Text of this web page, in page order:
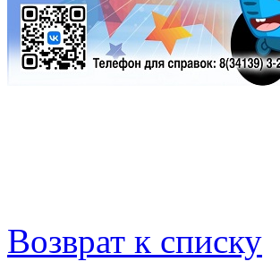
Возврат к списку